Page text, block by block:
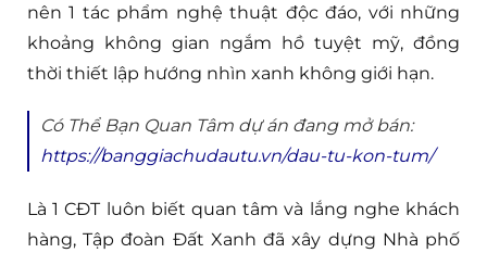
nên 1 tác phẩm nghệ thuật độc đáo, với những
khoảng không gian ngắm hồ tuyệt mỹ, đồng
thời thiết lập hướng nhìn xanh không giới hạn.
Có Thể Bạn Quan Tâm dự án đang mở bán:
https://banggiachudautu.vn/dau-tu-kon-tum/
Là 1 CĐT luôn biết quan tâm và lắng nghe khách
hàng, Tập đoàn Đất Xanh đã xây dựng Nhà phố